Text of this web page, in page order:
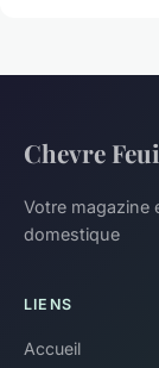
Chevre
Votre magazine
domestique
LIENS
Accueil